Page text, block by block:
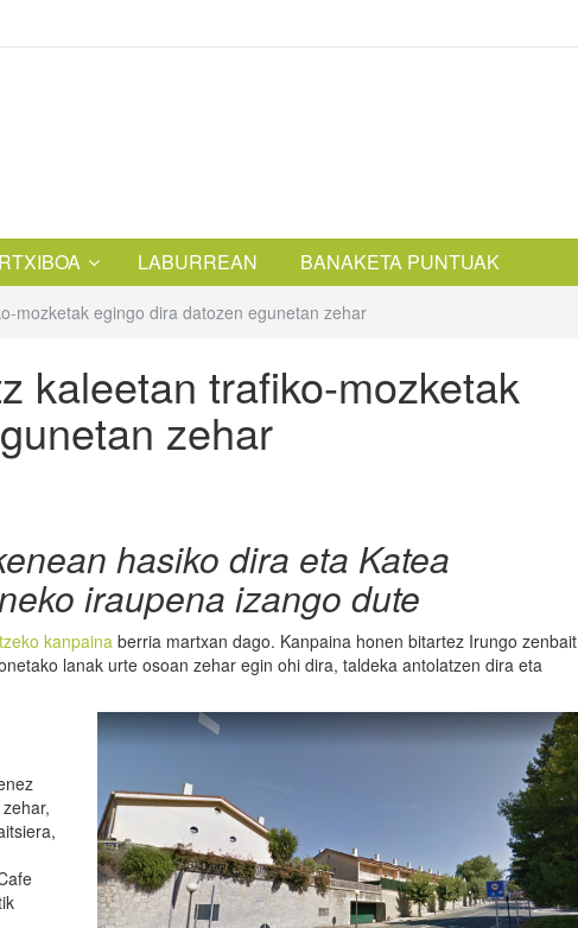
LABURREAN BANAKETA PUNTUAK
mozketak egingo dira datozen egunetan zehar
kaleetan trafiko-mozketak
zehar
hasiko dira eta Katea
iraupena izango dute
kanpaina berria martxan dago. Kanpaina honen bitartez Irungo zenbait
lanak urte osoan zehar egin ohi dira, taldeka antolatzen dira eta